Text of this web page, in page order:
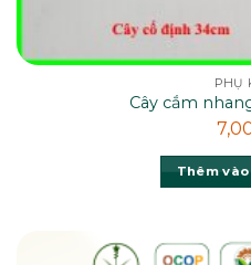
PHỤ
Cây cắm
Thêm